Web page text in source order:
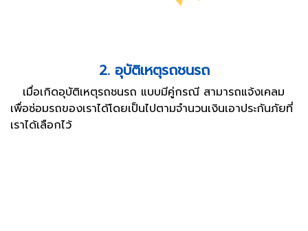
2. อุบัติเหตุรถชนรถ
เมื่อเกิดอุบัติเหตุรถชนรถ แบบมีคู่กรณี สามารถแจ้งเคลม
เพื่อซ่อมรถของเราได้โดยเป็นไปตามจำนวนเงินเอาประกันภัยที่
เราได้เลือกไว้